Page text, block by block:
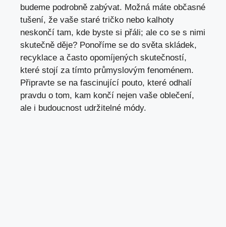
budeme podrobně zabývat. Možná máte občasné
tušení, že vaše staré tričko nebo kalhoty
neskončí tam, kde byste si přáli; ale co se s nimi
skutečně děje? Ponoříme se do světa skládek,
recyklace a často opomíjených skutečností,
které stojí za tímto průmyslovým fenoménem.
Připravte se na fascinující pouto, které odhalí
pravdu o tom, kam končí nejen vaše oblečení,
ale i budoucnost udržitelné módy.